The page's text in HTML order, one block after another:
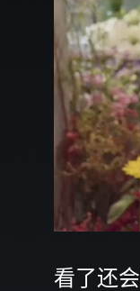
看了还